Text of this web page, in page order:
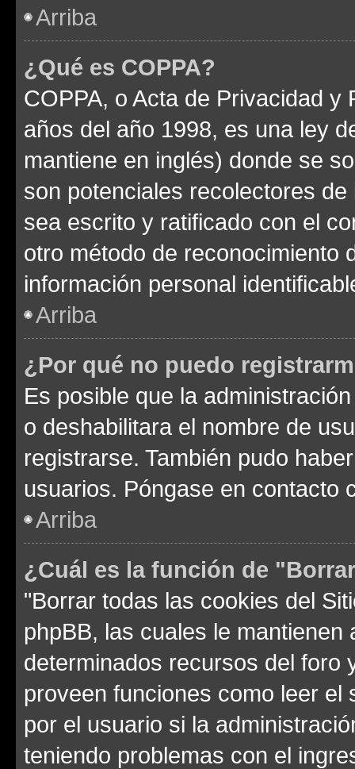
Arriba
¿Qué es COPPA?
COPPA, o Acta de Privacidad
años del año 1998, es una ley
mantiene en inglés) donde se
son potenciales recolectores
sea escrito y ratificado con el
otro método de reconocimiento
información personal
Arriba
¿Por qué no puedo
Es posible que la
o deshabilitara el nombre de
registrarse. También pudo
usuarios. Póngase en contacto
Arriba
¿Cuál es la función de
"Borrar todas las cookies del
phpBB, las cuales le
determinados recursos del foro
proveen funciones como leer el
por el usuario si la
teniendo problemas con el